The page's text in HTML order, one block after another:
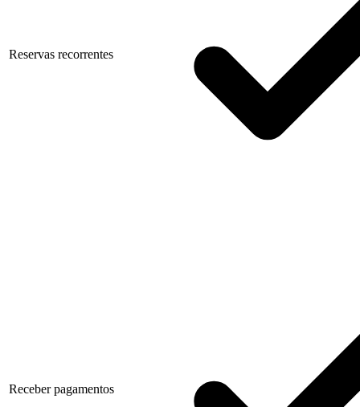
Reservas recorrentes
Receber pagamentos